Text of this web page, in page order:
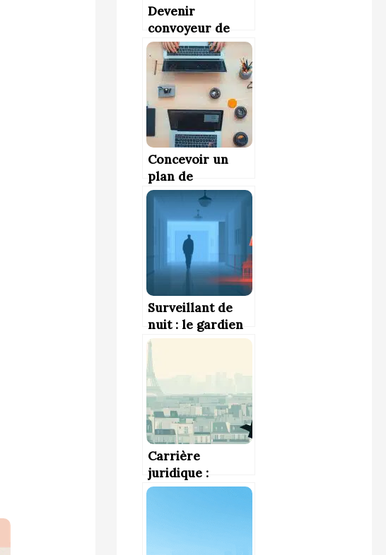
Devenir
convoyeur de
fonds : comment
se former et
trouver un
emploi ?
Concevoir un
plan de
formation
efficace : étapes
Surveillant de
nuit : le gardien
de la tranquillité
Carrière
juridique :
Comment s’y